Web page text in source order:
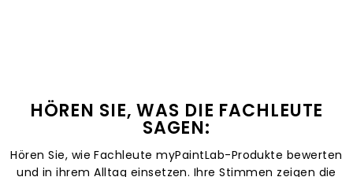
HÖREN SIE, WAS DIE FACHLEUTE
SAGEN:
Hören Sie, wie Fachleute myPaintLab-Produkte bewerten
und in ihrem Alltag einsetzen. Ihre Stimmen zeigen die